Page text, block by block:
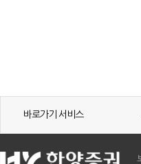
바로가기 서비스